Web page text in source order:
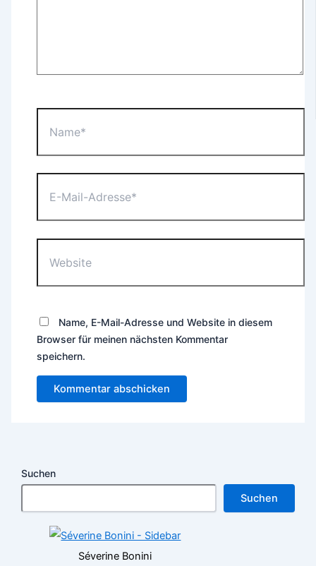
Mail-
Name, E-Mail-Adresse und Website in diesem
Browser für meinen nächsten Kommentar
speichern.
Suchen
Suchen
Séverine Bonini